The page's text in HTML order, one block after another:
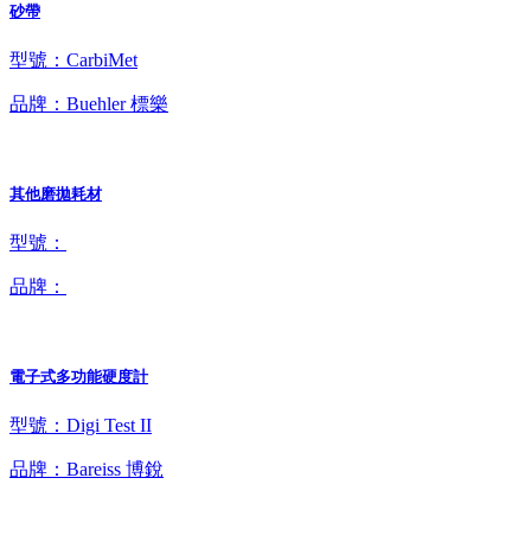
砂帶
型號：CarbiMet
品牌：Buehler 標樂
其他磨拋耗材
型號：
品牌：
電子式多功能硬度計
型號：Digi Test II
品牌：Bareiss 博銳